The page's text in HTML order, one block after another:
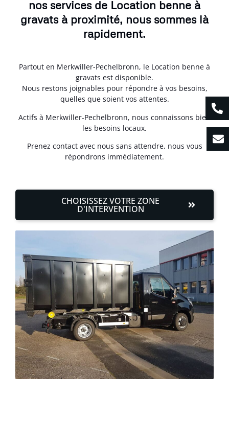
nos services de Location benne à
gravats à proximité, nous sommes là
rapidement.
Partout en Merkwiller-Pechelbronn, le Location benne à
gravats est disponible.
Nous restons joignables pour répondre à vos besoins,
quelles que soient vos attentes.
Actifs à Merkwiller-Pechelbronn, nous connaissons bien
les besoins locaux.
Prenez contact avec nous sans attendre, nous vous
répondrons immédiatement.
CHOISISSEZ VOTRE ZONE
D'INTERVENTION